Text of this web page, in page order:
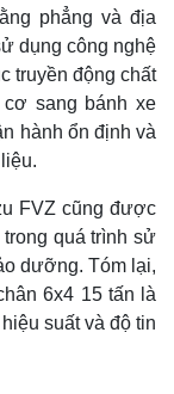
phẳng và địa
dụng công nghệ
truyền động chất
sang bánh xe
hành ổn định và
FVZ cũng được
quá trình sử
dưỡng. Tóm lại,
6x4 15 tấn là
suất và độ tin